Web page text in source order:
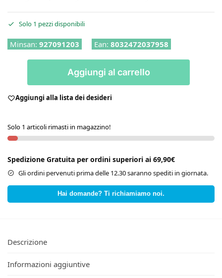
Solo 1 pezzi disponibili
Minsan: 927091203 Ean: 8032472037958
Aggiungi al carrello
Aggiungi alla lista dei desideri
Solo 1 articoli rimasti in magazzino!
Spedizione Gratuita per ordini superiori ai 69,90€
Gli ordini pervenuti prima delle 12.30 saranno spediti in giornata.
Hai domande? Ti richiamiamo noi.
Descrizione
Informazioni aggiuntive